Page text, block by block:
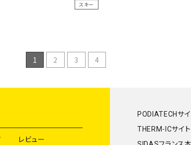
スキー
1 2 3 4
レビュー
PODIATECHサイ
THERM-ICサイト